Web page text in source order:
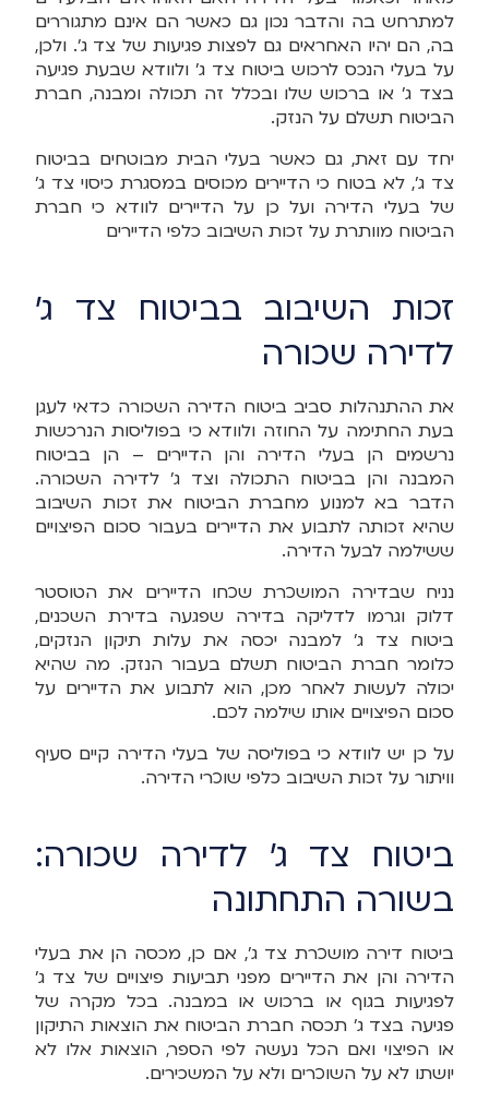
למתרחש בה והדבר נכון גם כאשר הם אינם מתגוררים
בה, הם יהיו האחראים גם לפצות פגיעות של צד ג'. ולכן,
על בעלי הנכס לרכוש ביטוח צד ג' ולוודא שבעת פגיעה
בצד ג' או ברכוש שלו ובכלל זה תכולה ומבנה, חברת
הביטוח תשלם על הנזק.
יחד עם זאת, גם כאשר בעלי הבית מבוטחים בביטוח
צד ג', לא בטוח כי הדיירים מכוסים במסגרת כיסוי צד ג'
של בעלי הדירה ועל כן על הדיירים לוודא כי חברת
הביטוח מוותרת על זכות השיבוב כלפי הדיירים
זכות השיבוב בביטוח צד ג'
לדירה שכורה
את ההתנהלות סביב ביטוח הדירה השכורה כדאי לעגן
בעת החתימה על החוזה ולוודא כי בפוליסות הנרכשות
נרשמים הן בעלי הדירה והן הדיירים – הן בביטוח
המבנה והן בביטוח התכולה וצד ג' לדירה השכורה.
הדבר בא למנוע מחברת הביטוח את זכות השיבוב
שהיא זכותה לתבוע את הדיירים בעבור סכום הפיצויים
ששילמה לבעל הדירה.
נניח שבדירה המושכרת שכחו הדיירים את הטוסטר
דלוק וגרמו לדליקה בדירה שפגעה בדירת השכנים,
ביטוח צד ג' למבנה יכסה את עלות תיקון הנזקים,
כלומר חברת הביטוח תשלם בעבור הנזק. מה שהיא
יכולה לעשות לאחר מכן, הוא לתבוע את הדיירים על
סכום הפיצויים אותו שילמה לכם.
על כן יש לוודא כי בפוליסה של בעלי הדירה קיים סעיף
וויתור על זכות השיבוב כלפי שוכרי הדירה.
ביטוח צד ג' לדירה שכורה:
בשורה התחתונה
ביטוח דירה מושכרת צד ג', אם כן, מכסה הן את בעלי
הדירה והן את הדיירים מפני תביעות פיצויים של צד ג'
לפגיעות בגוף או ברכוש או במבנה. בכל מקרה של
פגיעה בצד ג' תכסה חברת הביטוח את הוצאות התיקון
או הפיצוי ואם הכל נעשה לפי הספר, הוצאות אלו לא
יושתו לא על השוכרים ולא על המשכירים.